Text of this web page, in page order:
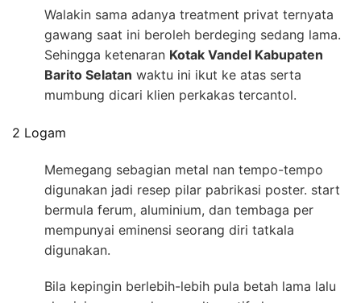
Walakin sama adanya treatment privat ternyata
gawang saat ini beroleh berdeging sedang lama.
Sehingga ketenaran Kotak Vandel Kabupaten
Barito Selatan waktu ini ikut ke atas serta
mumbung dicari klien perkakas tercantol.
2 Logam
Memegang sebagian metal nan tempo-tempo
digunakan jadi resep pilar pabrikasi poster. start
bermula ferum, aluminium, dan tembaga per
mempunyai eminensi seorang diri tatkala
digunakan.
Bila kepingin berlebih-lebih pula betah lama lalu